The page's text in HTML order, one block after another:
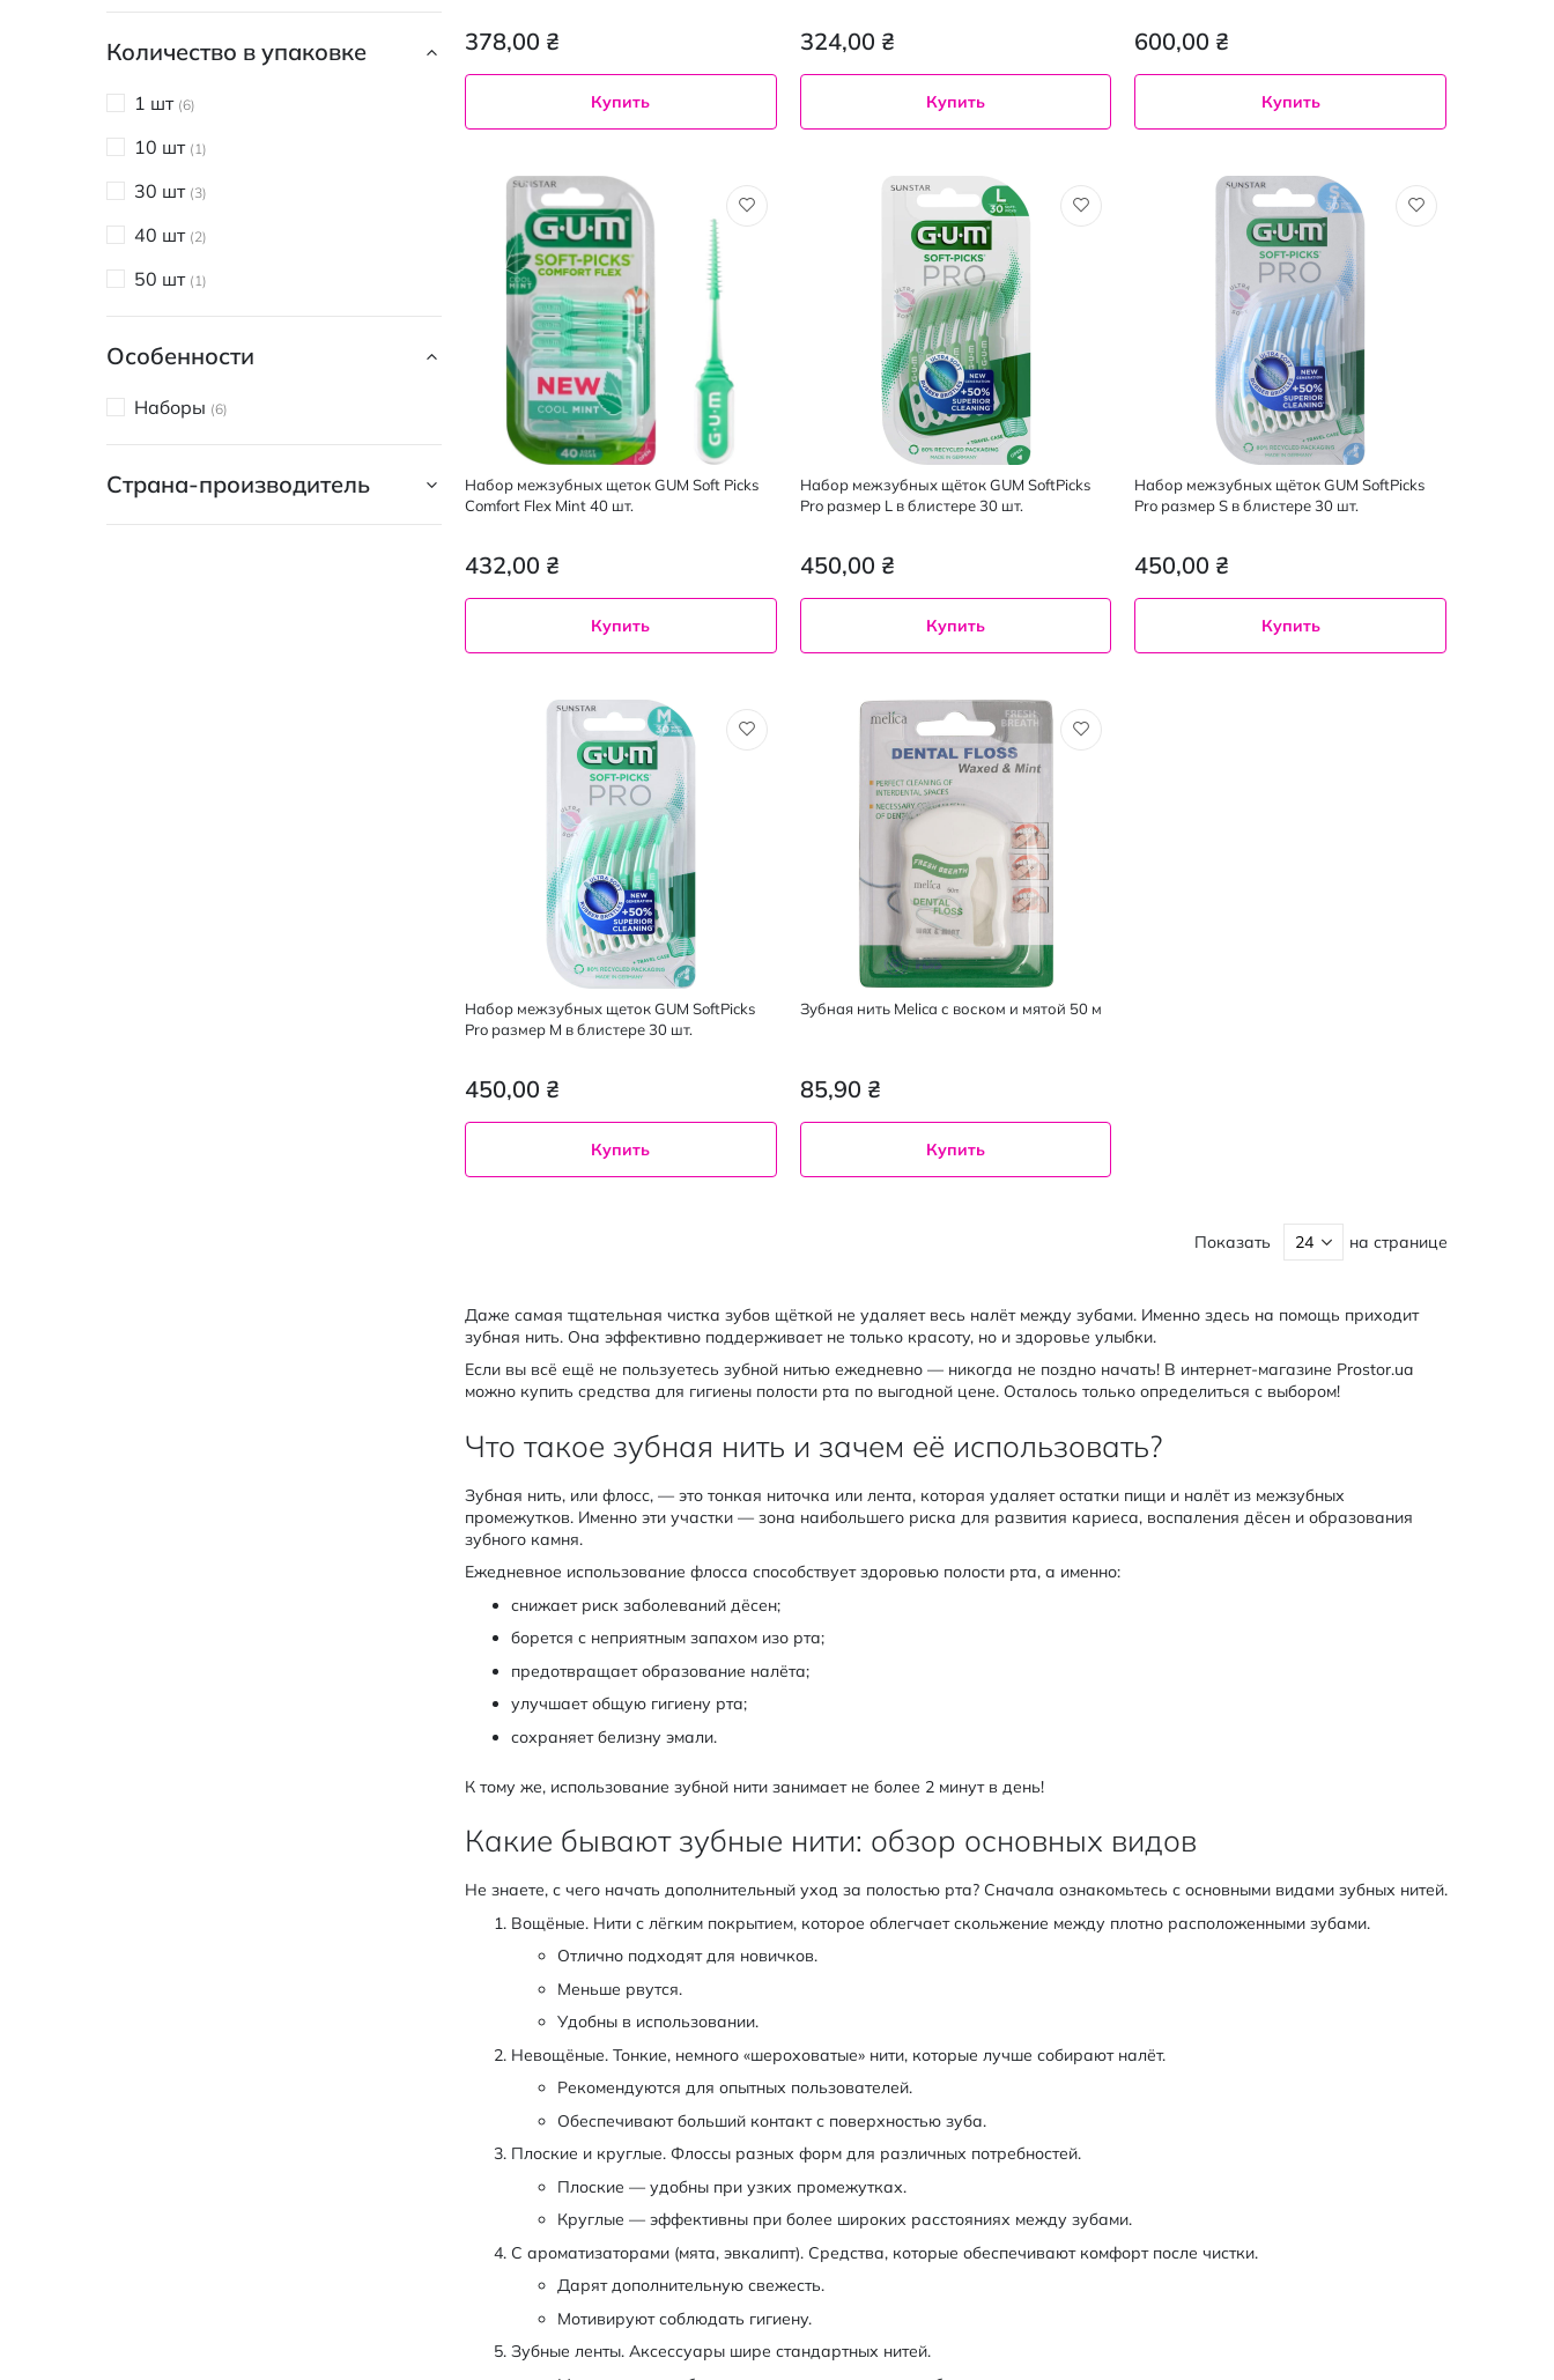
378,00 ₴
Купить
324,00 ₴
Купить
600,00 ₴
Купить
Набор межзубных щеток GUM Soft Picks
Comfort Flex Mint 40 шт.
432,00 ₴
Купить
Набор межзубных щёток GUM SoftPicks
Pro размер L в блистере 30 шт.
450,00 ₴
Купить
Набор межзубных щёток GUM SoftPicks
Pro размер S в блистере 30 шт.
450,00 ₴
Купить
Набор межзубных щеток GUM SoftPicks
Pro размер М в блистере 30 шт.
450,00 ₴
Купить
Зубная нить Melica с воском и мятой 50 м
85,90 ₴
Купить
Показать на странице
Даже самая тщательная чистка зубов щёткой не удаляет весь налёт между зубами. Именно здесь на помощь приходит
зубная нить. Она эффективно поддерживает не только красоту, но и здоровье улыбки.
Если вы всё ещё не пользуетесь зубной нитью ежедневно — никогда не поздно начать! В интернет-магазине Prostor.ua
можно купить средства для гигиены полости рта по выгодной цене. Осталось только определиться с выбором!
Что такое зубная нить и зачем её использовать?
Зубная нить, или флосс, — это тонкая ниточка или лента, которая удаляет остатки пищи и налёт из межзубных
промежутков. Именно эти участки — зона наибольшего риска для развития кариеса, воспаления дёсен и образования
зубного камня.
Ежедневное использование флосса способствует здоровью полости рта, а именно:
снижает риск заболеваний дёсен;
борется с неприятным запахом изо рта;
предотвращает образование налёта;
улучшает общую гигиену рта;
сохраняет белизну эмали.
К тому же, использование зубной нити занимает не более 2 минут в день!
Какие бывают зубные нити: обзор основных видов
Не знаете, с чего начать дополнительный уход за полостью рта? Сначала ознакомьтесь с основными видами зубных нитей.
Вощёные. Нити с лёгким покрытием, которое облегчает скольжение между плотно расположенными зубами.
Отлично подходят для новичков.
Меньше рвутся.
Удобны в использовании.
Невощёные. Тонкие, немного «шероховатые» нити, которые лучше собирают налёт.
Рекомендуются для опытных пользователей.
Обеспечивают больший контакт с поверхностью зуба.
Плоские и круглые. Флоссы разных форм для различных потребностей.
Плоские — удобны при узких промежутках.
Круглые — эффективны при более широких расстояниях между зубами.
С ароматизаторами (мята, эвкалипт). Средства, которые обеспечивают комфорт после чистки.
Дарят дополнительную свежесть.
Мотивируют соблюдать гигиену.
Зубные ленты. Аксессуары шире стандартных нитей.
Количество в упаковке
1 шт 6
10 шт 1
30 шт 3
40 шт 2
50 шт 1
Особенности
Наборы 6
Страна-производитель